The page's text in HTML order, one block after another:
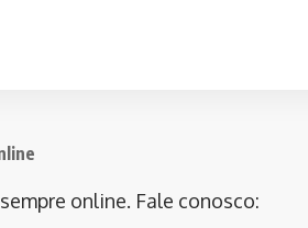
online. Fale conosco: